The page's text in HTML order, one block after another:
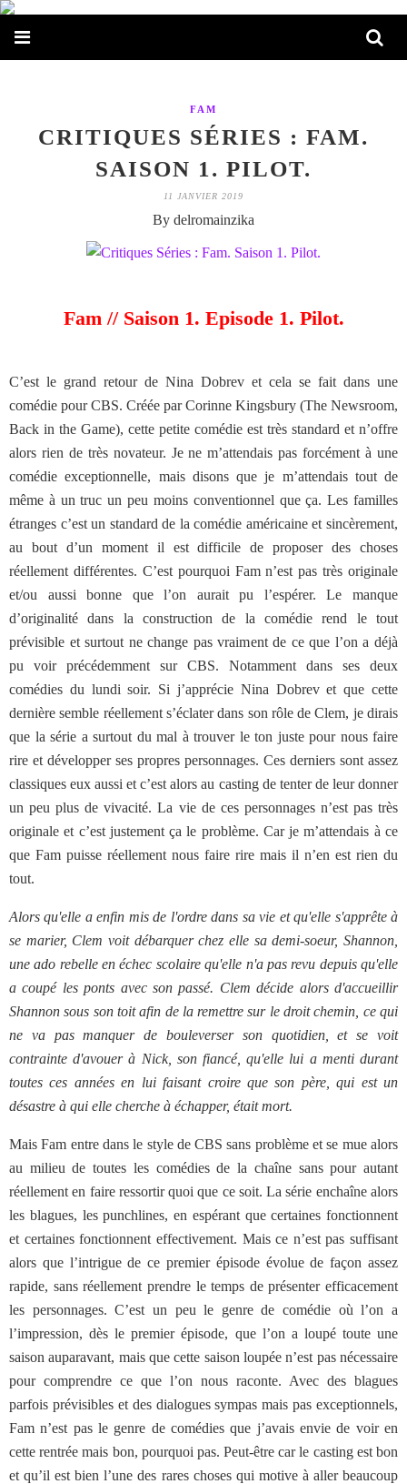
FAM
CRITIQUES SÉRIES : FAM.
SAISON 1. PILOT.
11 JANVIER 2019
By delromainzika
Fam // Saison 1. Episode 1. Pilot.
C’est le grand retour de Nina Dobrev et cela se fait dans une
comédie pour CBS. Créée par Corinne Kingsbury (The Newsroom,
Back in the Game), cette petite comédie est très standard et n’offre
alors rien de très novateur. Je ne m’attendais pas forcément à une
comédie exceptionnelle, mais disons que je m’attendais tout de
même à un truc un peu moins conventionnel que ça. Les familles
étranges c’est un standard de la comédie américaine et sincèrement,
au bout d’un moment il est difficile de proposer des choses
réellement différentes. C’est pourquoi Fam n’est pas très originale
et/ou aussi bonne que l’on aurait pu l’espérer. Le manque
d’originalité dans la construction de la comédie rend le tout
prévisible et surtout ne change pas vraiment de ce que l’on a déjà
pu voir précédemment sur CBS. Notamment dans ses deux
comédies du lundi soir. Si j’apprécie Nina Dobrev et que cette
dernière semble réellement s’éclater dans son rôle de Clem, je dirais
que la série a surtout du mal à trouver le ton juste pour nous faire
rire et développer ses propres personnages. Ces derniers sont assez
classiques eux aussi et c’est alors au casting de tenter de leur donner
un peu plus de vivacité. La vie de ces personnages n’est pas très
originale et c’est justement ça le problème. Car je m’attendais à ce
que Fam puisse réellement nous faire rire mais il n’en est rien du
tout.
Alors qu'elle a enfin mis de l'ordre dans sa vie et qu'elle s'apprête à
se marier, Clem voit débarquer chez elle sa demi-soeur, Shannon,
une ado rebelle en échec scolaire qu'elle n'a pas revu depuis qu'elle
a coupé les ponts avec son passé. Clem décide alors d'accueillir
Shannon sous son toit afin de la remettre sur le droit chemin, ce qui
ne va pas manquer de bouleverser son quotidien, et se voit
contrainte d'avouer à Nick, son fiancé, qu'elle lui a menti durant
toutes ces années en lui faisant croire que son père, qui est un
désastre à qui elle cherche à échapper, était mort.
Mais Fam entre dans le style de CBS sans problème et se mue alors
au milieu de toutes les comédies de la chaîne sans pour autant
réellement en faire ressortir quoi que ce soit. La série enchaîne alors
les blagues, les punchlines, en espérant que certaines fonctionnent
et certaines fonctionnent effectivement. Mais ce n’est pas suffisant
alors que l’intrigue de ce premier épisode évolue de façon assez
rapide, sans réellement prendre le temps de présenter efficacement
les personnages. C’est un peu le genre de comédie où l’on a
l’impression, dès le premier épisode, que l’on a loupé toute une
saison auparavant, mais que cette saison loupée n’est pas nécessaire
pour comprendre ce que l’on nous raconte. Avec des blagues
parfois prévisibles et des dialogues sympas mais pas exceptionnels,
Fam n’est pas le genre de comédies que j’avais envie de voir en
cette rentrée mais bon, pourquoi pas. Peut-être car le casting est bon
et qu’il est bien l’une des rares choses qui motive à aller beaucoup